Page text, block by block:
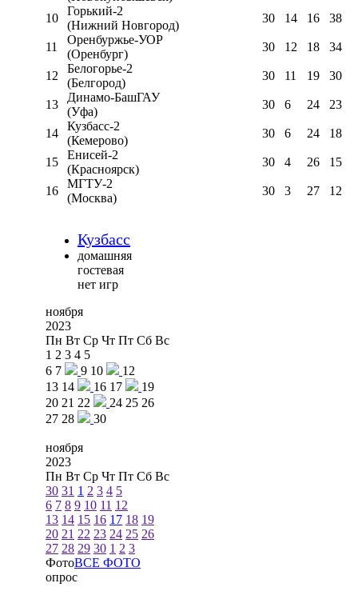
10
Горький-2
(Нижний Новгород)
30 14 16 38
11
Оренбуржье-УОР
(Оренбург)
30 12 18 34
12
Белогорье-2
(Белгород)
30 11 19 30
13
Динамо-БашГАУ
(Уфа)
30 6 24 23
14
Кузбасс-2
(Кемерово)
30 6 24 18
15
Енисей-2
(Красноярск)
30 4 26 15
16
МГТУ-2
(Москва)
30 3 27 12
Кузбасс
домашняя
гостевая
нет игр
ноября
2023
Пн Вт Ср Чт Пт Сб Вс
1 2 3 4 5
6 7 9 10
12
13 14 16 17
19
20 21 22 24 25 26
27 28 30
ноября
2023
Пн Вт Ср Чт Пт Сб Вс
30 31 1 2 3 4 5
6 7 8 9 10 11 12
13 14 15 16 17 18 19
20 21 22 23 24 25 26
27 28 29 30 1 2 3
ФотоВСЕ ФОТО
опрос